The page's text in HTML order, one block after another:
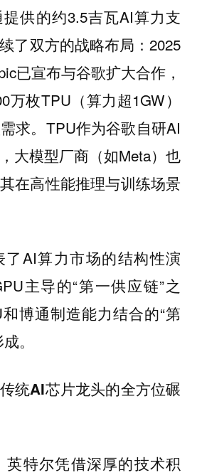
供的约3.5吉瓦AI算力支
了双方的战略布局：2025
已宣布与谷歌扩大合作，
万枚TPU（算力超1GW）
求。TPU作为谷歌自研AI
大模型厂商（如Meta）也
在高性能推理与训练场景
AI算力市场的结构性演
主导的“第一供应链”之
博通制造能力结合的“第
。
统AI芯片龙头的全方位碾
英特尔凭借深厚的技术积